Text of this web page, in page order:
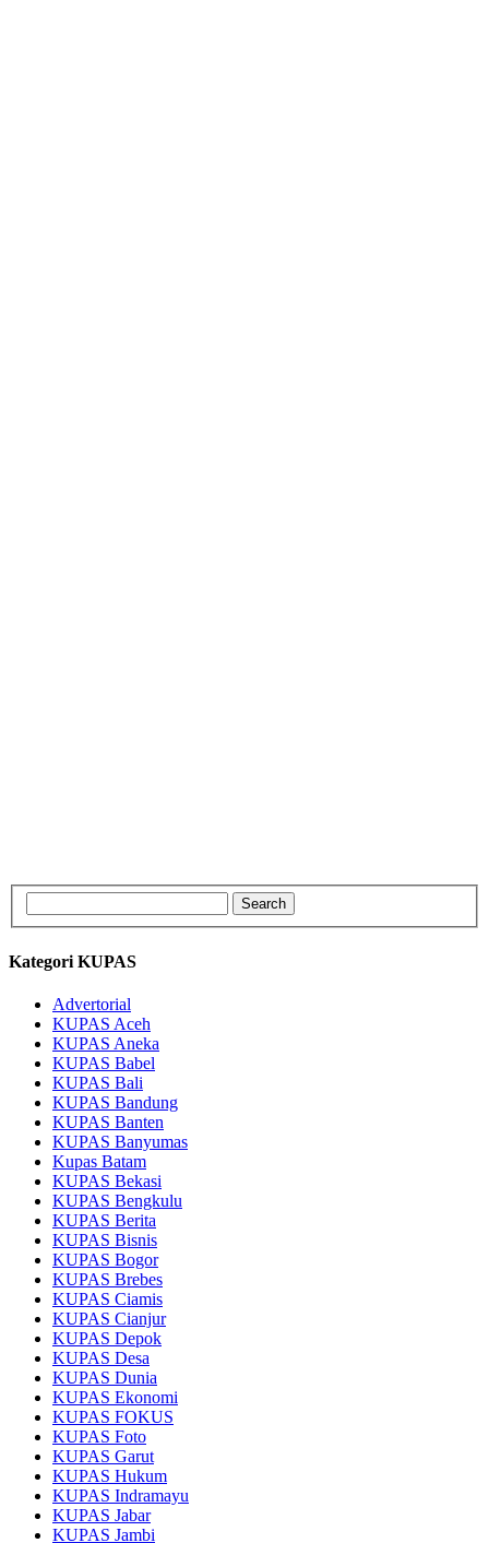
Kategori KUPAS
Advertorial
KUPAS Aceh
KUPAS Aneka
KUPAS Babel
KUPAS Bali
KUPAS Bandung
KUPAS Banten
KUPAS Banyumas
Kupas Batam
KUPAS Bekasi
KUPAS Bengkulu
KUPAS Berita
KUPAS Bisnis
KUPAS Bogor
KUPAS Brebes
KUPAS Ciamis
KUPAS Cianjur
KUPAS Depok
KUPAS Desa
KUPAS Dunia
KUPAS Ekonomi
KUPAS FOKUS
KUPAS Foto
KUPAS Garut
KUPAS Hukum
KUPAS Indramayu
KUPAS Jabar
KUPAS Jambi